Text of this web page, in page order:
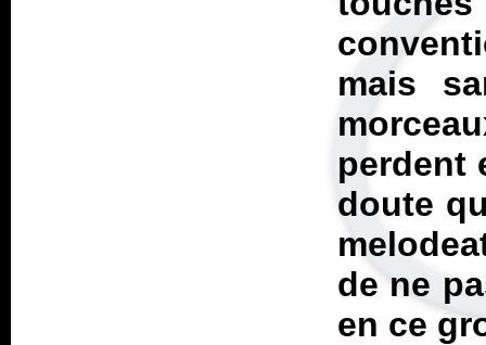
mais
perdent
doute
de ne
en ce